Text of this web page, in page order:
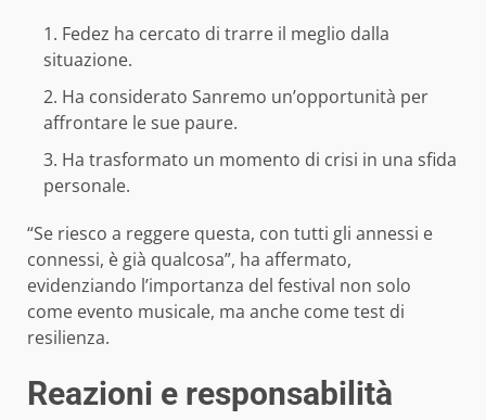
Fedez ha cercato di trarre il meglio dalla
situazione.
Ha considerato Sanremo un’opportunità per
affrontare le sue paure.
Ha trasformato un momento di crisi in una sfida
personale.
“Se riesco a reggere questa, con tutti gli annessi e
connessi, è già qualcosa”, ha affermato,
evidenziando l’importanza del festival non solo
come evento musicale, ma anche come test di
resilienza.
Reazioni e responsabilità